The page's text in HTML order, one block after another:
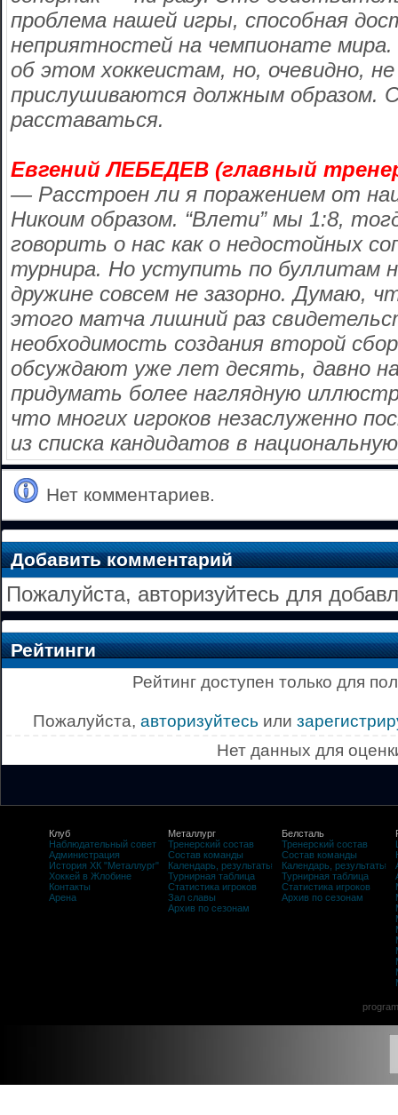
проблема нашей игры, способная
неприятностей на чемпионате
об этом хоккеистам, но, очевидно, не
прислушиваются должным образом.
расставаться.
Евгений ЛЕБЕДЕВ (главный
— Расстроен ли я поражением от
Никоим образом. “Влети” мы 1:8,
говорить о нас как о недостойных
турнира. Но уступить по буллитам
дружине совсем не зазорно. Думаю,
этого матча лишний раз
необходимость создания второй
обсуждают уже лет десять, давно
придумать более наглядную
что многих игроков незаслуженно
из списка кандидатов в
Нет комментариев.
Добавить комментарий
Пожалуйста, авторизуйтесь для
Рейтинги
Рейтинг доступен только для
Пожалуйста, авторизуйтесь или
Нет данных для
Клуб
Наблюдательный совет
Администрация
История ХК "Металлург"
Хоккей в Жлобине
Контакты
Арена
Металлург
Тренерский состав
Состав команды
Календарь, результаты
Турнирная таблица
Статистика игроков
Зал славы
Архив по сезонам
Белсталь
Тренерский состав
Состав команды
Календарь, результаты
Турнирная таблица
Статистика игроков
Архив по сезонам